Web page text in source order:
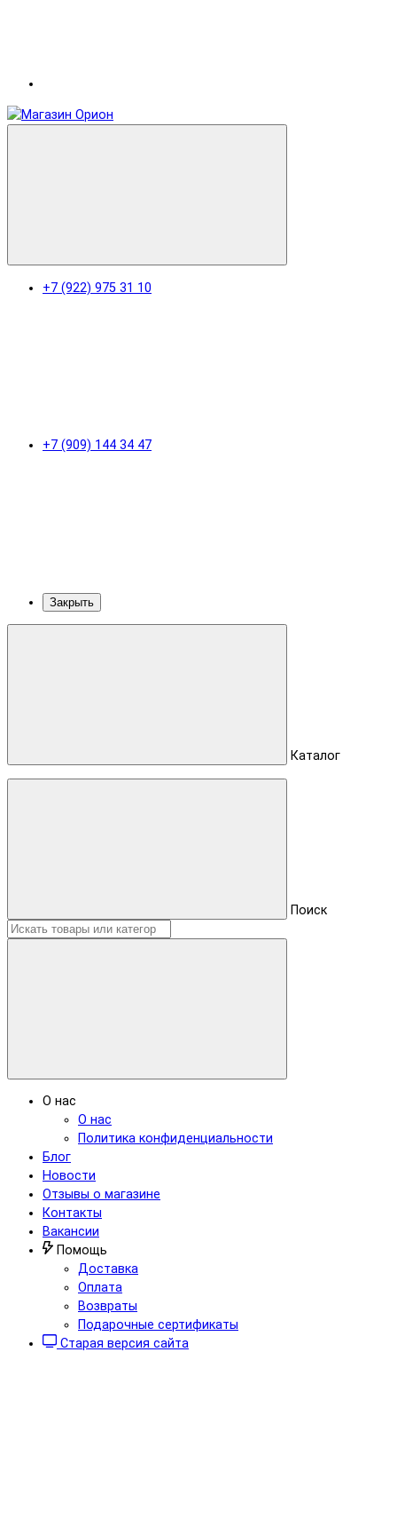
+7 (922) 975 31 10
+7 (909) 144 34 47
Закрыть
Каталог
Поиск
О нас
О нас
Политика конфиденциальности
Блог
Новости
Отзывы о магазине
Контакты
Вакансии
Помощь
Доставка
Оплата
Возвраты
Подарочные сертификаты
Старая версия сайта